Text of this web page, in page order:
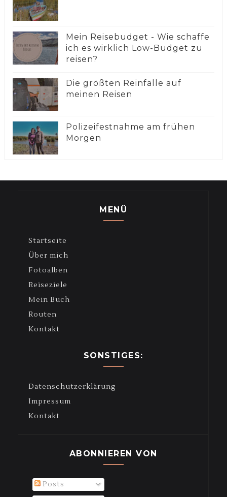
Mein Reisebudget - Wie schaffe
ich es wirklich Low-Budget zu
reisen?
Die größten Reinfälle auf
meinen Reisen
Polizeifestnahme am frühen
Morgen
MENÜ
Startseite
Über mich
Fotoalben
Reiseziele
Mein Buch
Routen
Kontakt
SONSTIGES:
Datenschutzerklärung
Impressum
Kontakt
ABONNIEREN VON
Posts